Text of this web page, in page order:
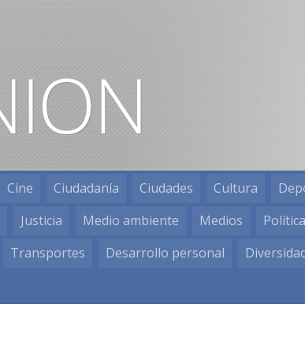
Cine Ciudadanía Ciudades Cultura
Justicia Medio ambiente Medios Política
Transportes Desarrollo personal